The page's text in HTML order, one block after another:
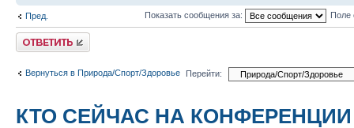
Пред. Показать сообщения за: Поле
Ответить
Вернуться в Природа/Спорт/Здоровье Перейти:
КТО СЕЙЧАС НА КОНФЕРЕНЦИИ